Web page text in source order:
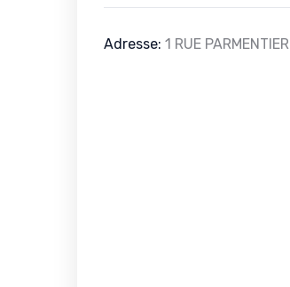
Adresse: 1 RUE PARMENTIER